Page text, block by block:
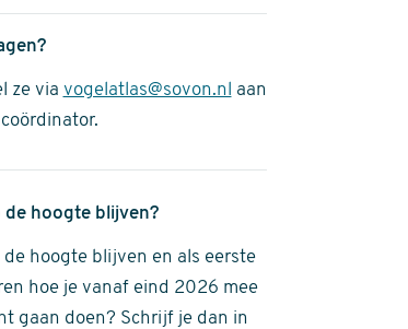
ze via vogelatlas@sovon.nl
aan
de hoogte blijven?
de hoogte blijven en als eerste
hoe je vanaf eind 2026 mee
gaan doen? Schrijf je dan in